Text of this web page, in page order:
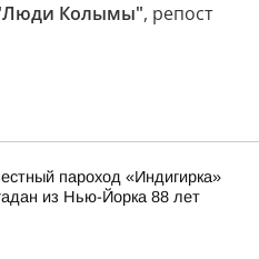
Колымы", репост
пароход «Индигирка»
из Нью-Йорка 88 лет